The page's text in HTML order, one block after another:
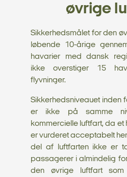
øvrige
Sikkerhedsmålet for den
løbende 10-årige
havarier med dansk
ikke overstiger 15
flyvninger.
Sikkerhedsniveauet inden
er ikke på samme
kommercielle luftfart, da et
er vurderet acceptabelt
del af luftfarten ikke er
passagerer i almindelig
den øvrige luftfart